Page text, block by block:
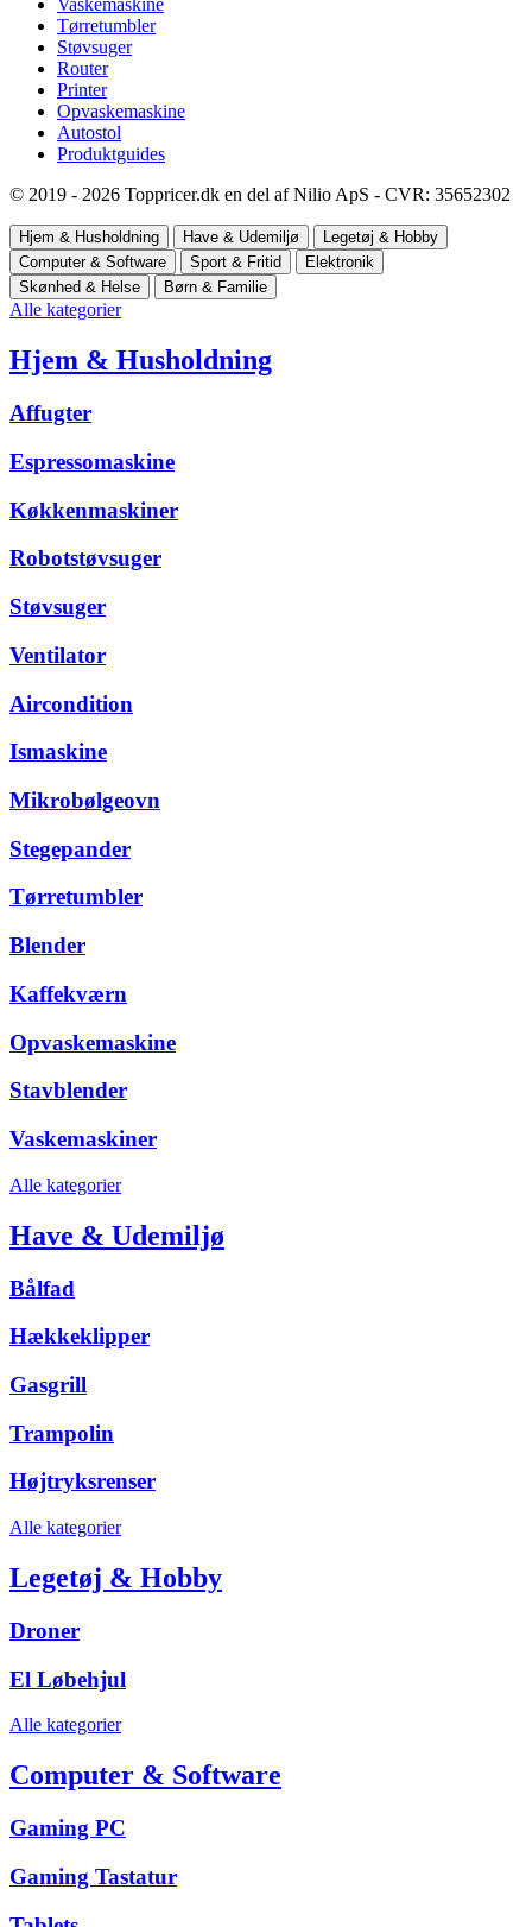
Vaskemaskine
Tørretumbler
Støvsuger
Router
Printer
Opvaskemaskine
Autostol
Produktguides
© 2019 - 2026 Toppricer.dk en del af Nilio ApS - CVR: 35652302
Hjem & Husholdning Have & Udemiljø
Legetøj & Hobby
Computer & Software
Sport & Fritid
Elektronik
Skønhed & Helse
Børn & Familie
Alle kategorier
Hjem & Husholdning
Affugter
Espressomaskine
Køkkenmaskiner
Robotstøvsuger
Støvsuger
Ventilator
Aircondition
Ismaskine
Mikrobølgeovn
Stegepander
Tørretumbler
Blender
Kaffekværn
Opvaskemaskine
Stavblender
Vaskemaskiner
Alle kategorier
Have & Udemiljø
Bålfad
Hækkeklipper
Gasgrill
Trampolin
Højtryksrenser
Alle kategorier
Legetøj & Hobby
Droner
El Løbehjul
Alle kategorier
Computer & Software
Gaming PC
Gaming Tastatur